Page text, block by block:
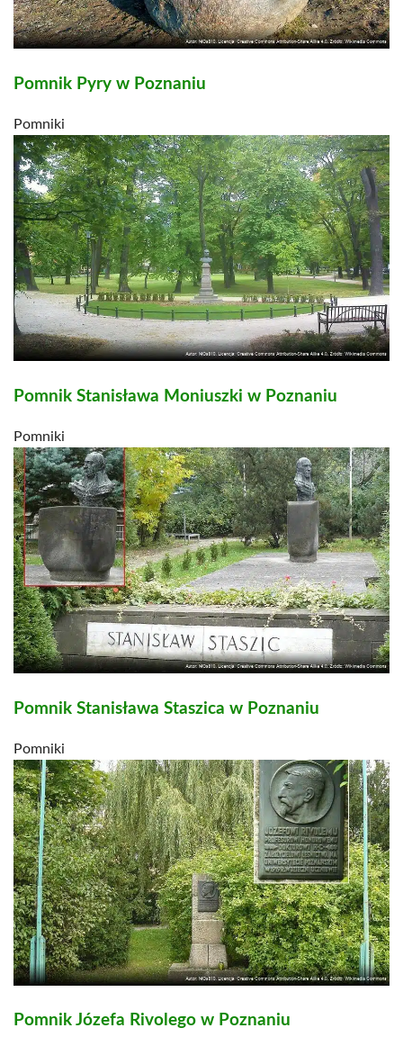
Pomnik Pyry w Poznaniu
Pomniki
Pomnik Stanisława Moniuszki w Poznaniu
Pomniki
Pomnik Stanisława Staszica w Poznaniu
Pomniki
Pomnik Józefa Rivolego w Poznaniu